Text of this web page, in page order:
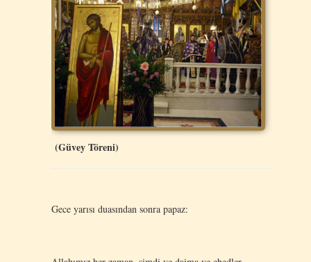
(Güvey Töreni)
Gece yarısı duasından sonra papaz: